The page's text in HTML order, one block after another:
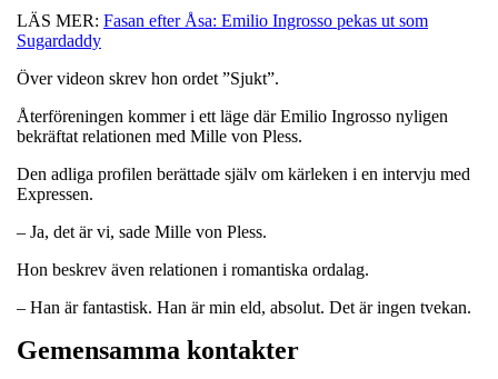
LÄS MER: Fasan efter Åsa: Emilio Ingrosso pekas ut som
Sugardaddy
Över videon skrev hon ordet ”Sjukt”.
Återföreningen kommer i ett läge där Emilio Ingrosso nyligen
bekräftat relationen med Mille von Pless.
Den adliga profilen berättade själv om kärleken i en intervju med
Expressen.
– Ja, det är vi, sade Mille von Pless.
Hon beskrev även relationen i romantiska ordalag.
– Han är fantastisk. Han är min eld, absolut. Det är ingen tvekan.
Gemensamma kontakter